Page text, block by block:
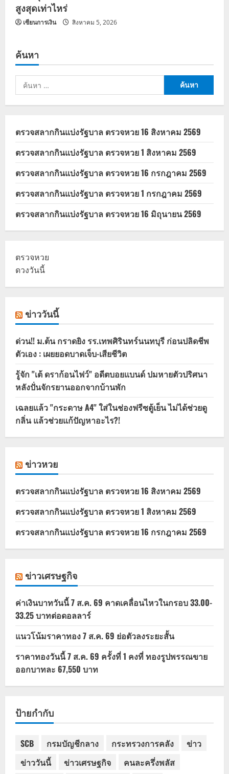
สูงสุดเท่าไหร่
เซียนการเงิน สิงหาคม 5, 2026
ค้นหา
ค้นหา
สำหรับ:
ตรวจสลากกินแบ่งรัฐบาล ตรวจหวย 16 สิงหาคม 2569
ตรวจสลากกินแบ่งรัฐบาล ตรวจหวย 1 สิงหาคม 2569
ตรวจสลากกินแบ่งรัฐบาล ตรวจหวย 16 กรกฎาคม 2569
ตรวจสลากกินแบ่งรัฐบาล ตรวจหวย 1 กรกฎาคม 2569
ตรวจสลากกินแบ่งรัฐบาล ตรวจหวย 16 มิถุนายน 2569
ตรวจหวย
ดวงวันนี้
ข่าววันนี้
ด่วน!! ม.ต้น กราดยิง รร.เทพศิรินทร์นนทบุรี ก่อนปลิดชีพ
ตัวเอง : เผยยอดบาดเจ็บ-เสียชีวิต
รู้จัก "เต้ ดราก้อนไฟว์" อดีตบอยแบนด์ ปมหายตัวปริศนา
หลังปั่นจักรยานออกจากบ้านพัก
เฉลยแล้ว "กระดาษ A4" ใส่ในช่องฟรีซตู้เย็น ไม่ได้ช่วยดู
กลิ่น แล้วช่วยแก้ปัญหาอะไร?!
ข่าวหวย
ตรวจสลากกินแบ่งรัฐบาล ตรวจหวย 16 สิงหาคม 2569
ตรวจสลากกินแบ่งรัฐบาล ตรวจหวย 1 สิงหาคม 2569
ตรวจสลากกินแบ่งรัฐบาล ตรวจหวย 16 กรกฎาคม 2569
ข่าวเศรษฐกิจ
ค่าเงินบาทวันนี้ 7 ส.ค. 69 คาดเคลื่อนไหวในกรอบ 33.00-
33.25 บาทต่อดอลลาร์
แนวโน้มราคาทอง 7 ส.ค. 69 ย่อตัวลงระยะสั้น
ราคาทองวันนี้ 7 ส.ค. 69 ครั้งที่ 1 คงที่ ทองรูปพรรณขาย
ออกบาทละ 67,550 บาท
ป้ายกำกับ
SCB กรมบัญชีกลาง กระทรวงการคลัง
ข่าว
ข่าววันนี้
ข่าวเศรษฐกิจ
คนละครึ่งพลัส